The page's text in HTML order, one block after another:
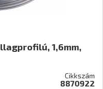
1,6mm,
Cikkszám
8870922